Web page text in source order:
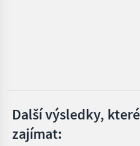
Quicke
Další výsledky,
zajímat: